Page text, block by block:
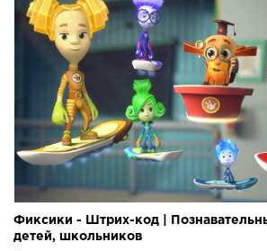
Фиксики - Штрих-код |
детей, школьников